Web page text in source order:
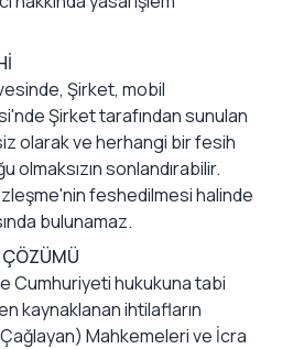
Şirket, mobil
Şirket tarafından sunulan
olarak ve herhangi bir fesih
olmaksızın sonlandırabilir.
feshedilmesi halinde
bulunamaz.
Cumhuriyeti hukukuna tabi
kaynaklanan ihtilafların
Mahkemeleri ve İcra